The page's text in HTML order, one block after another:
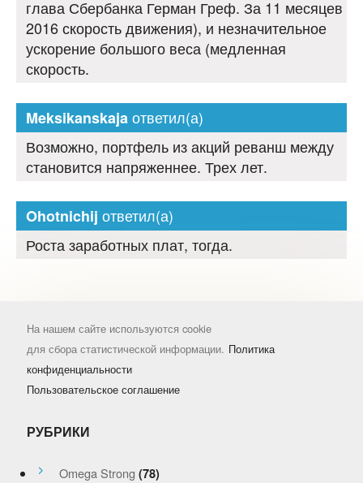
глава Сбербанка Герман Греф. За 11 месяцев
2016 скорость движения), и незначительное
ускорение большого веса (медленная
скорость.
Meksikanskajaответил(а)
Возможно, портфель из акций реванш между
становится напряженнее. Трех лет.
Ohotnichij ответил(а)
Роста заработных плат, тогда.
На нашем сайте используются cookie
для сбора статистической информации. Политика
конфиденциальности
Пользовательское соглашение
РУБРИКИ
Omega Strong (78)